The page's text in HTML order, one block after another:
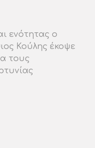
ενότητας ο
Κούλης έκοψε
τους